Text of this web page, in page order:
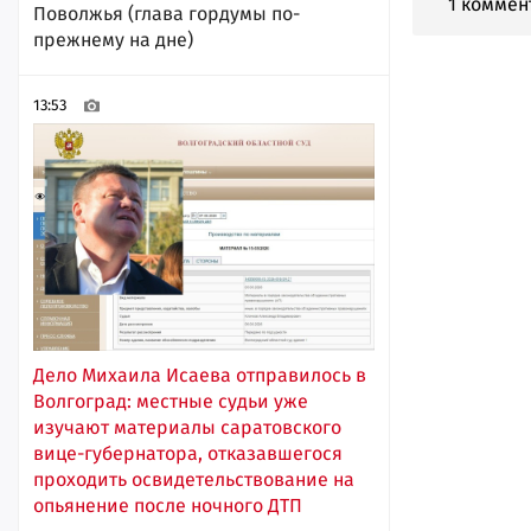
Поволжья (глава гордумы по-
прежнему на дне)
13:53
Дело Михаила Исаева отправилось в
Волгоград: местные судьи уже
изучают материалы саратовского
вице-губернатора, отказавшегося
проходить освидетельствование на
опьянение после ночного ДТП